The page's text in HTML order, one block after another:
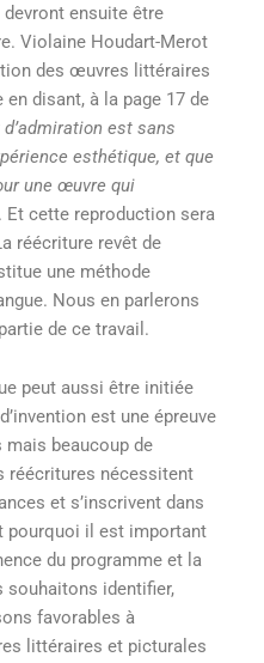
ensuite être
Violaine Houdart-Merot
des œuvres littéraires
disant, à la page 17 de
est sans
esthétique, et que
une œuvre qui
Et cette reproduction sera
réécriture revêt de
une méthode
Nous en parlerons
de ce travail.
peut aussi être initiée
est une épreuve
beaucoup de
réécritures nécessitent
et s’inscrivent dans
pourquoi il est important
du programme et la
souhaitons identifier,
favorables à
littéraires et picturales